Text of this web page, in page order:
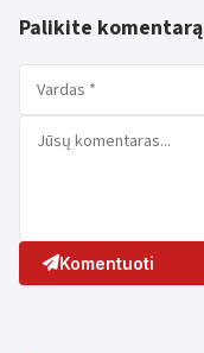
Palikite komentarą
Komentuoti